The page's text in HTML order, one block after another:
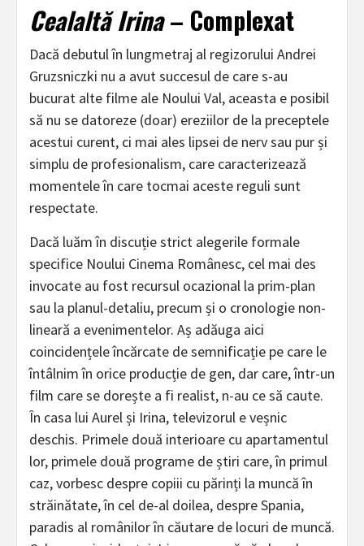
Cealaltă Irina– Complexat
Dacă debutul în lungmetraj al regizorului Andrei
Gruzsniczki nu a avut succesul de care s-au
bucurat alte filme ale Noului Val, aceasta e posibil
să nu se datoreze (doar) ereziilor de la preceptele
acestui curent, ci mai ales lipsei de nerv sau pur și
simplu de profesionalism, care caracterizează
momentele în care tocmai aceste reguli sunt
respectate.
Dacă luăm în discuție strict alegerile formale
specifice Noului Cinema Românesc, cel mai des
invocate au fost recursul ocazional la prim-plan
sau la planul-detaliu, precum și o cronologie non-
lineară a evenimentelor. Aș adăuga aici
coincidențele încărcate de semnificație pe care le
întâlnim în orice producție de gen, dar care, într-un
film care se dorește a fi realist, n-au ce să caute.
În casa lui Aurel și Irina, televizorul e veșnic
deschis. Primele două interioare cu apartamentul
lor, primele două programe de știri care, în primul
caz, vorbesc despre copiii cu părinți la muncă în
străinătate, în cel de-al doilea, despre Spania,
paradis al românilor în căutare de locuri de muncă.